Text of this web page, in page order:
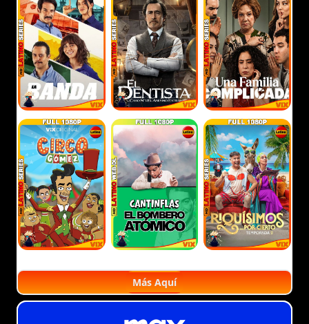
Más Aquí